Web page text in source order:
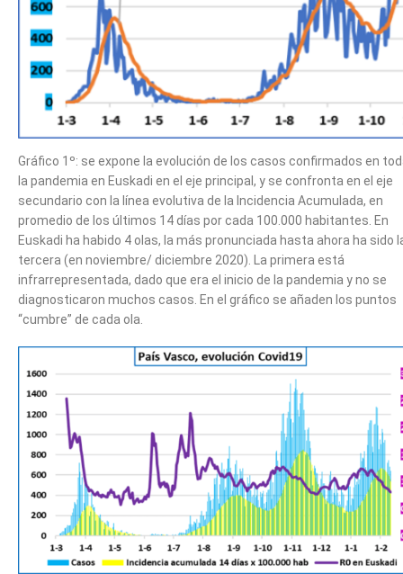
Gráfico 1º: se expone la evolución de los casos confirmados en
la pandemia en Euskadi en el eje principal, y se confronta en el eje
secundario con la línea evolutiva de la Incidencia Acumulada, en
promedio de los últimos 14 días por cada 100.000 habitantes. En
Euskadi ha habido 4 olas, la más pronunciada hasta ahora ha sido
tercera (en noviembre/ diciembre 2020). La primera está
infrarrepresentada, dado que era el inicio de la pandemia y no se
diagnosticaron muchos casos. En el gráfico se añaden los puntos
“cumbre” de cada ola.